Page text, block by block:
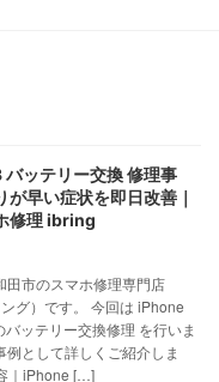
バッテリー交換 修理事
が早い症状を即日改善｜
修理 ibring
田市のスマホ修理専門店
グ）です。 今回は iPhone
ッテリー交換修理 を行いま
例として詳しくご紹介しま
｜iPhone […]